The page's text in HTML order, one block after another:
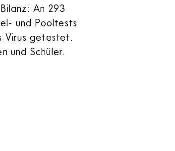
An 293
und Pooltests
Virus getestet.
und Schüler.